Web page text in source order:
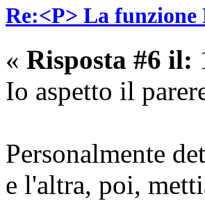
Re:<P> La
« Risposta #6 il:
Io aspetto il
Personalmente
e l'altra, poi,